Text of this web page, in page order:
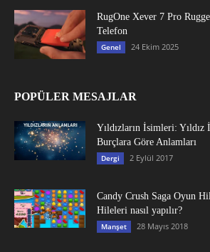
RugOne Xever 7 Pro
Telefon
Genel 24 Ekim 2025
POPÜLER MESAJLAR
Yıldızların İsimleri: Yıldız
Burçlara Göre Anlamları
Dergi 2 Eylül 2017
Candy Crush Saga Oyun
Hileleri nasıl yapılır?
Manşet 28 Mayıs 2018